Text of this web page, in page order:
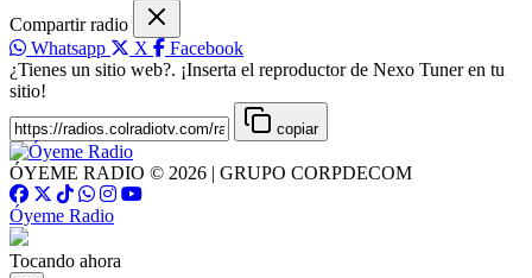
Compartir radio
Whatsapp
X
Facebook
¿Tienes un sitio web?. ¡Inserta el reproductor de Nexo Tuner en tu
sitio!
copiar
ÓYEME RADIO © 2026 | GRUPO CORPDECOM
Óyeme Radio
Tocando ahora